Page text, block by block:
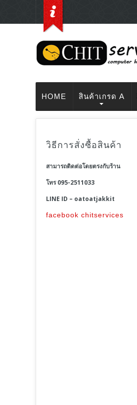
HOME สินค้าเกรด A
วิธีการสั่งซื้อสินค้า
สามารถติดต่อโดยตรงกับร้าน
โทร 095-2511033
LINE ID – oatoatjakkit
facebook chitservices